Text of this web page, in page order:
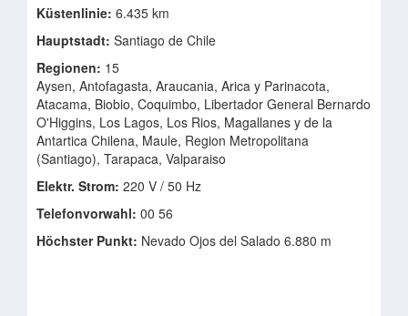
Küstenlinie: 6.435 km
Hauptstadt: Santiago de Chile
Regionen: 15
Aysen, Antofagasta, Araucania, Arica y Parinacota,
Atacama, Biobio, Coquimbo, Libertador General Bernardo
O'Higgins, Los Lagos, Los Rios, Magallanes y de la
Antartica Chilena, Maule, Region Metropolitana
(Santiago), Tarapaca, Valparaiso
Elektr. Strom: 220 V / 50 Hz
Telefonvorwahl: 00 56
Höchster Punkt: Nevado Ojos del Salado 6.880 m